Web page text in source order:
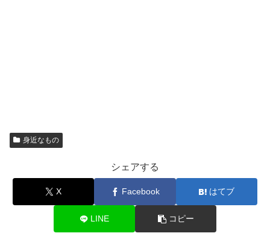
身近なもの
シェアする
X Facebook はてブ
LINE コピー